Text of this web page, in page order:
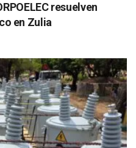
resuelven
en Zulia